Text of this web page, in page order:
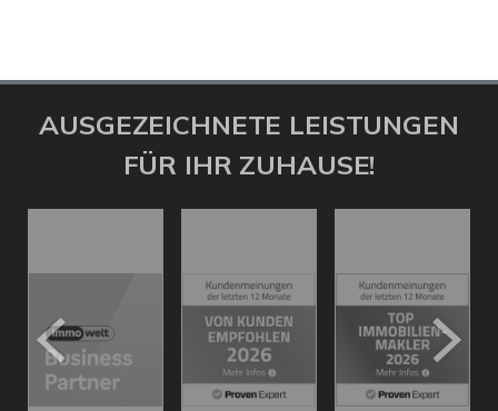
AUSGEZEICHNETE LEISTUNGEN
FÜR IHR ZUHAUSE!